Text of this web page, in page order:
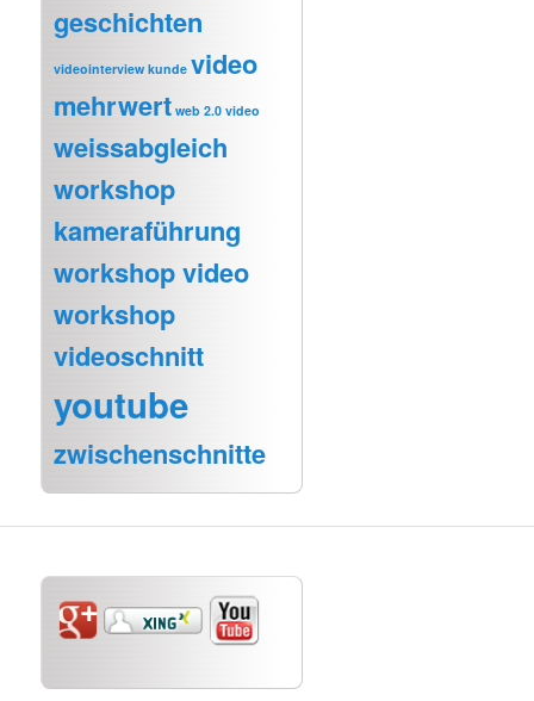
geschichten
videointerview kunde video
mehrwert web 2.0 video
weissabgleich
workshop
kameraführung
workshop video
workshop
videoschnitt
youtube
zwischenschnitte